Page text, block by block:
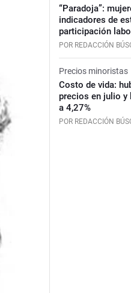
“Paradoja”:
indicadores de
participación
POR REDACCIÓN
Precios minoristas
Costo de vida:
precios en julio y
a 4,27%
POR REDACCIÓN